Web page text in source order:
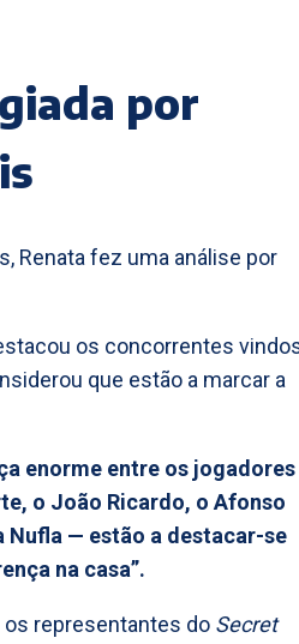
por
Renata fez uma análise por
os concorrentes
que estão a marcar a
enorme entre os
o João Ricardo, o Afonso
Nufla — estão a destacar-se
na casa”.
representantes do Secret